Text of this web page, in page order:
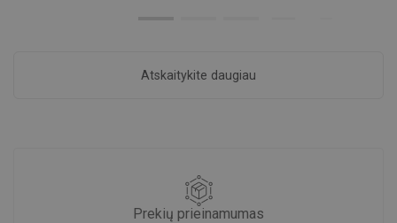
Atskaitykite daugiau
Prekių prieinamumas